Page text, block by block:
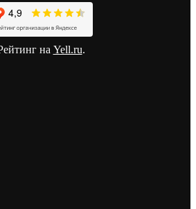
на Yell.ru.